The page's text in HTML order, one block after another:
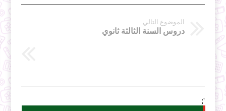
الموضوع التالي
دروس السنة الثالثة ثانوي
';